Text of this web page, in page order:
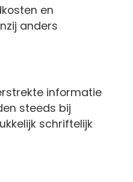
en
anders
informatie
steeds bij
schriftelijk